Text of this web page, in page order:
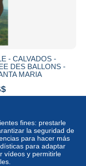
- CALVADOS -
DES BALLONS -
MARIA
fines: prestarle
la seguridad de
para hacer más
para adaptar
vídeos y permitirle